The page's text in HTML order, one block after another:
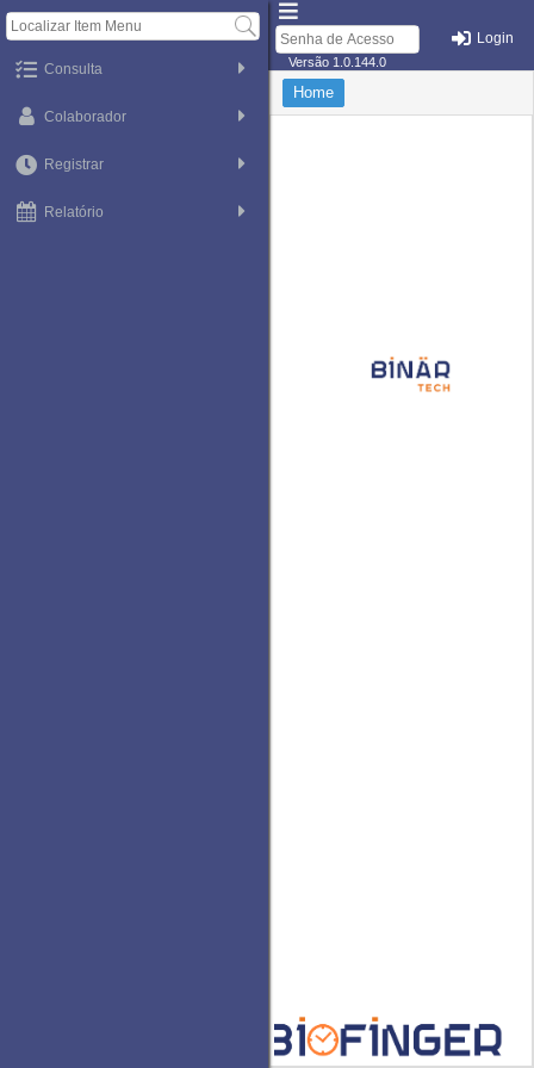
Versão 1.0.144.0
Login
Home
Consulta
Colaborador
Registrar
Relatório